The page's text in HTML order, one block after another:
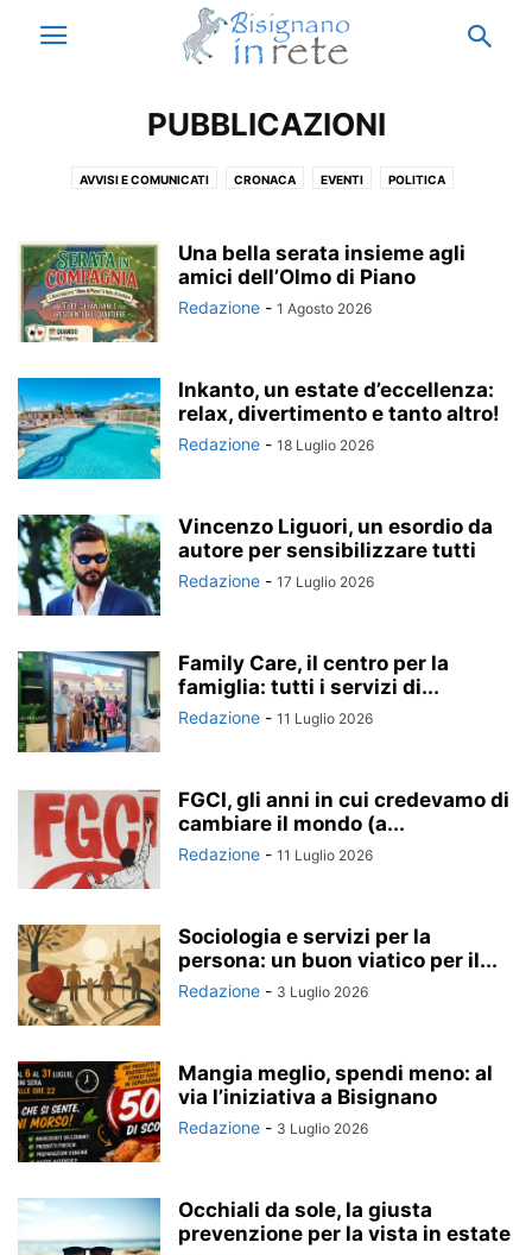
PUBBLICAZIONI
AVVISI E COMUNICATI CRONACA EVENTI POLITICA
Una bella serata insieme agli
amici dell’Olmo di Piano
Redazione - 1 Agosto 2026
Inkanto, un estate d’eccellenza:
relax, divertimento e tanto altro!
Redazione - 18 Luglio 2026
Vincenzo Liguori, un esordio da
autore per sensibilizzare tutti
Redazione - 17 Luglio 2026
Family Care, il centro per la
famiglia: tutti i servizi di...
Redazione - 11 Luglio 2026
FGCI, gli anni in cui credevamo di
cambiare il mondo (a...
Redazione - 11 Luglio 2026
Sociologia e servizi per la
persona: un buon viatico per il...
Redazione - 3 Luglio 2026
Mangia meglio, spendi meno: al
via l’iniziativa a Bisignano
Redazione - 3 Luglio 2026
Occhiali da sole, la giusta
prevenzione per la vista in estate